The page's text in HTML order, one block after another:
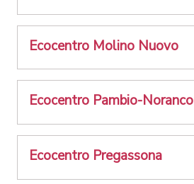
Ecocentro Molino Nuovo
Ecocentro Pambio-Noranco
Ecocentro Pregassona